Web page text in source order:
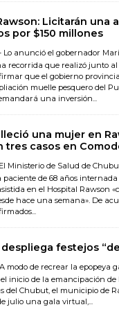
Licitarán una
por $150 millones
Lo anunció el gobernador
recorrida que realizó junto
que el gobierno
muelle pesquero del
una inversión...
una mujer en
tres casos en
Ministerio de Salud de
paciente de 68 años
en el Hospital Rawson
hace una semana». De
despliega festejos
modo de recrear la epopeya
inicio de la emancipación de
del Chubut, el municipio de
julio una gala virtual,...